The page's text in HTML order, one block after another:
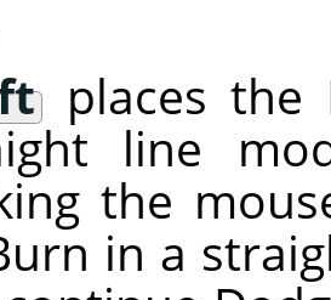
places
line
the
in a